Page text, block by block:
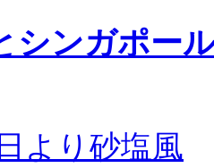
シンガポー